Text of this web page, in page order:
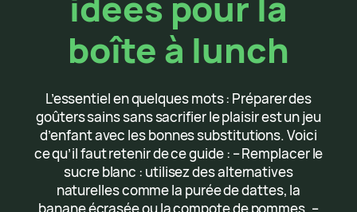
boîte à lunch
L’essentiel en quelques mots : Préparer des
goûters sains sans sacrifier le plaisir est un jeu
d’enfant avec les bonnes substitutions. Voici
ce qu’il faut retenir de ce guide : – Remplacer le
sucre blanc : utilisez des alternatives
naturelles comme la purée de dattes, la